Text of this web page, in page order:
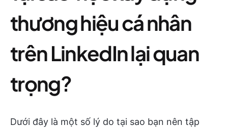
thương hiệu cá nhân
trên LinkedIn lại quan
trọng?
Dưới đây là một số lý do tại sao bạn nên tập